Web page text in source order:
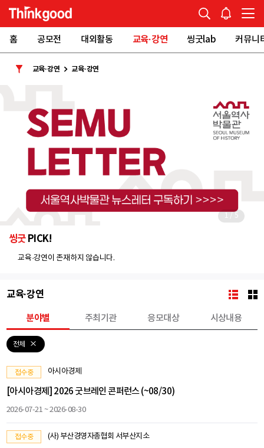
홈 공모전 대외활동 교육·강연 씽굿lab 커뮤니
교육·강연 교육·강연
1 5
씽굿PICK!
교육·강연이 존재하지 않습니다.
교육·강연
분야별 주최기관 응모대상 시상내용
전체
접수중 아시아경제
[아시아경제] 2026 굿브레인 콘퍼런스 (~08/30)
2026-07-21 ~ 2026-08-30
접수중 (사) 부산경영자총협회 서부산지소